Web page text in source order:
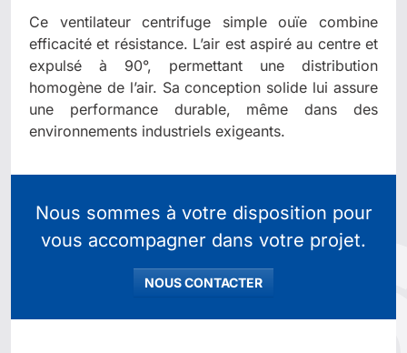
Ce ventilateur centrifuge simple ouïe combine
efficacité et résistance. L’air est aspiré au centre et
expulsé à 90°, permettant une distribution
homogène de l’air. Sa conception solide lui assure
une performance durable, même dans des
environnements industriels exigeants.
Nous sommes à votre disposition pour
vous accompagner dans votre projet.
NOUS CONTACTER